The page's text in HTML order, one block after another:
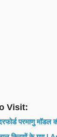
Visit:
परमाणु मॉडल